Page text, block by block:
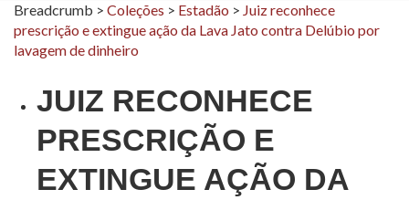
Breadcrumb > Coleções > Estadão > Juiz reconhece
prescrição e extingue ação da Lava Jato contra Delúbio por
lavagem de dinheiro
JUIZ RECONHECE
PRESCRIÇÃO E
EXTINGUE AÇÃO DA